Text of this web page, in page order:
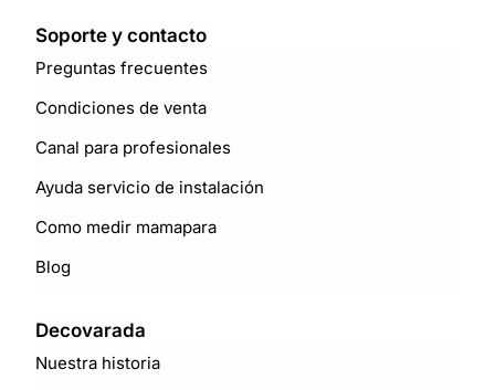
Soporte y contacto
Preguntas frecuentes
Condiciones de venta
Canal para profesionales
Ayuda servicio de instalación
Como medir mamapara
Blog
Decovarada
Nuestra historia